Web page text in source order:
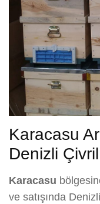
Karacasu
Denizli
Karacasu
ve satışında